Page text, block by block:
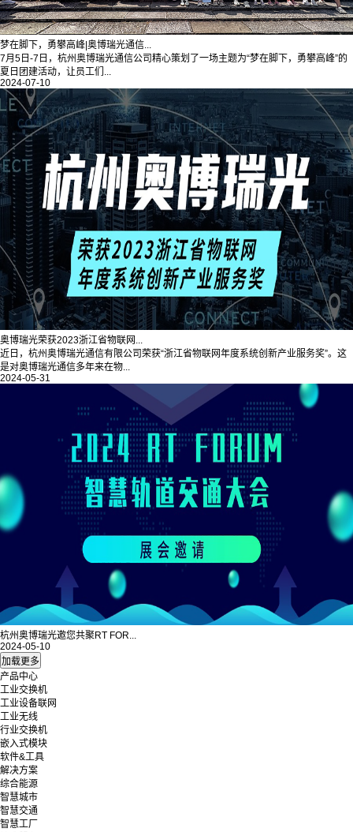
梦在脚下，勇攀高峰|奥博瑞光通信...
7月5日-7日，杭州奥博瑞光通信公司精心策划了一场主题为“梦在脚下，勇攀高峰”的
夏日团建活动，让员工们...
2024-07-10
奥博瑞光荣获2023浙江省物联网...
近日，杭州奥博瑞光通信有限公司荣获“浙江省物联网年度系统创新产业服务奖”。这
是对奥博瑞光通信多年来在物...
2024-05-31
杭州奥博瑞光邀您共聚RT FOR...
2024-05-10
产品中心
工业交换机
工业设备联网
工业无线
行业交换机
嵌入式模块
软件&工具
解决方案
综合能源
智慧城市
智慧交通
智慧工厂